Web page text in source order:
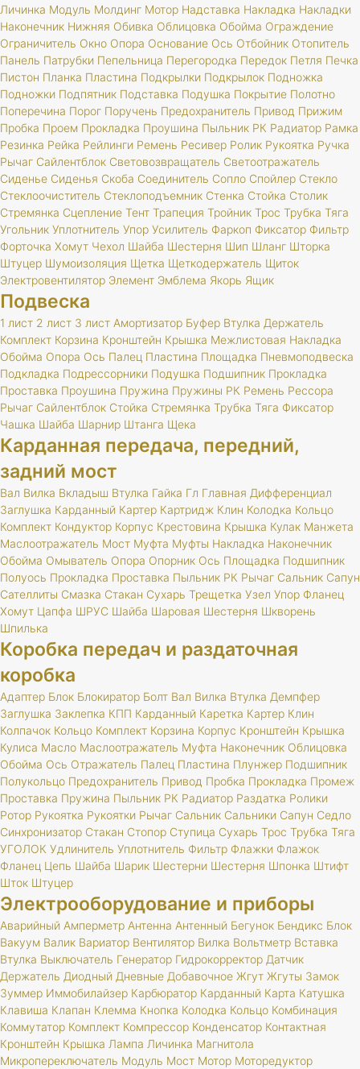
Личинка Модуль Молдинг Мотор Надставка Накладка Накладки
Наконечник Нижняя Обивка Облицовка Обойма Ограждение
Ограничитель Окно Опора Основание Ось Отбойник Отопитель
Панель Патрубки Пепельница Перегородка Передок Петля Печка
Пистон Планка Пластина Подкрылки Подкрылок Подножка
Подножки Подпятник Подставка Подушка Покрытие Полотно
Поперечина Порог Поручень Предохранитель Привод Прижим
Пробка Проем Прокладка Проушина Пыльник РК Радиатор Рамка
Резинка Рейка Рейлинги Ремень Ресивер Ролик Рукоятка Ручка
Рычаг Сайлентблок Световозвращатель Светоотражатель
Сиденье Сиденья Скоба Соединитель Сопло Спойлер Стекло
Стеклоочиститель Стеклоподъемник Стенка Стойка Столик
Стремянка Сцепление Тент Трапеция Тройник Трос Трубка Тяга
Угольник Уплотнитель Упор Усилитель Фаркоп Фиксатор Фильтр
Форточка Хомут Чехол Шайба Шестерня Шип Шланг Шторка
Штуцер Шумоизоляция Щетка Щеткодержатель Щиток
Электровентилятор Элемент Эмблема Якорь Ящик
Подвеска
1 лист 2 лист 3 лист Амортизатор Буфер Втулка Держатель
Комплект Корзина Кронштейн Крышка Межлистовая Накладка
Обойма Опора Ось Палец Пластина Площадка Пневмоподвеска
Подкладка Подрессорники Подушка Подшипник Прокладка
Проставка Проушина Пружина Пружины РК Ремень Рессора
Рычаг Сайлентблок Стойка Стремянка Трубка Тяга Фиксатор
Чашка Шайба Шарнир Штанга Щека
Карданная передача, передний,
задний мост
Вал Вилка Вкладыш Втулка Гайка Гл Главная Дифференциал
Заглушка Карданный Картер Картридж Клин Колодка Кольцо
Комплект Кондуктор Корпус Крестовина Крышка Кулак Манжета
Маслоотражатель Мост Муфта Муфты Накладка Наконечник
Обойма Омыватель Опора Опорник Ось Площадка Подшипник
Полуось Прокладка Проставка Пыльник РК Рычаг Сальник Сапун
Сателлиты Смазка Стакан Сухарь Трещетка Узел Упор Фланец
Хомут Цапфа ШРУС Шайба Шаровая Шестерня Шкворень
Шпилька
Коробка передач и раздаточная
коробка
Адаптер Блок Блокиратор Болт Вал Вилка Втулка Демпфер
Заглушка Заклепка КПП Карданный Каретка Картер Клин
Колпачок Кольцо Комплект Корзина Корпус Кронштейн Крышка
Кулиса Масло Маслоотражатель Муфта Наконечник Облицовка
Обойма Ось Отражатель Палец Пластина Плунжер Подшипник
Полукольцо Предохранитель Привод Пробка Прокладка Промеж
Проставка Пружина Пыльник РК Радиатор Раздатка Ролики
Ротор Рукоятка Рукоятки Рычаг Сальник Сальники Сапун Седло
Синхронизатор Стакан Стопор Ступица Сухарь Трос Трубка Тяга
УГОЛОК Удлинитель Уплотнитель Фильтр Флажки Флажок
Фланец Цепь Шайба Шарик Шестерни Шестерня Шпонка Штифт
Шток Штуцер
Электрооборудование и приборы
Аварийный Амперметр Антенна Антенный Бегунок Бендикс Блок
Вакуум Валик Вариатор Вентилятор Вилка Вольтметр Вставка
Втулка Выключатель Генератор Гидрокорректор Датчик
Держатель Диодный Дневные Добавочное Жгут Жгуты Замок
Зуммер Иммобилайзер Карбюратор Карданный Карта Катушка
Клавиша Клапан Клемма Кнопка Колодка Кольцо Комбинация
Коммутатор Комплект Компрессор Конденсатор Контактная
Кронштейн Крышка Лампа Личинка Магнитола
Микропереключатель Модуль Мост Мотор Моторедуктор